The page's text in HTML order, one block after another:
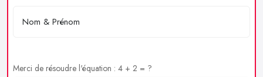
Merci de résoudre l'équation : 4 + 2 = ?